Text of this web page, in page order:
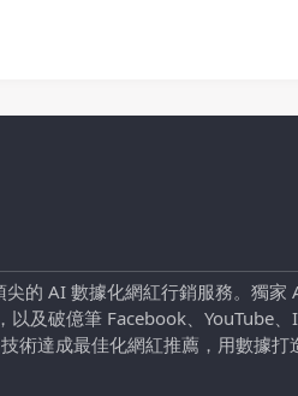
的 AI 數據化網紅行銷服務。獨家
以及破億筆 Facebook、YouTube
術達成最佳化網紅推薦，用數據打